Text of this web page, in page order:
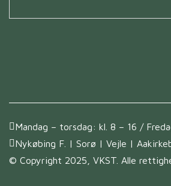
Mandag – torsdag: kl. 8 – 16 /
Nykøbing F. | Sorø | Vejle |
© Copyright 2025, VKST. Alle